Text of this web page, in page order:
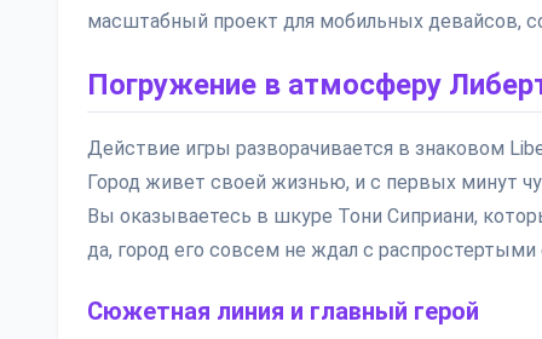
масштабный проект для мобильных девайсов,
Погружение в атмосферу
Действие игры разворачивается в знаковом
Город живет своей жизнью, и с первых минут
Вы оказываетесь в шкуре Тони Сиприани,
да, город его совсем не ждал с распростертыми
Сюжетная линия и главный герой